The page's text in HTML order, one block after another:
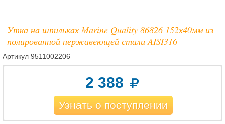
Утка на шпильках Marine Quality 86826 152х40мм из
полированной нержавеющей стали AISI316
Артикул 9511002206
2 388
Узнать о поступлении